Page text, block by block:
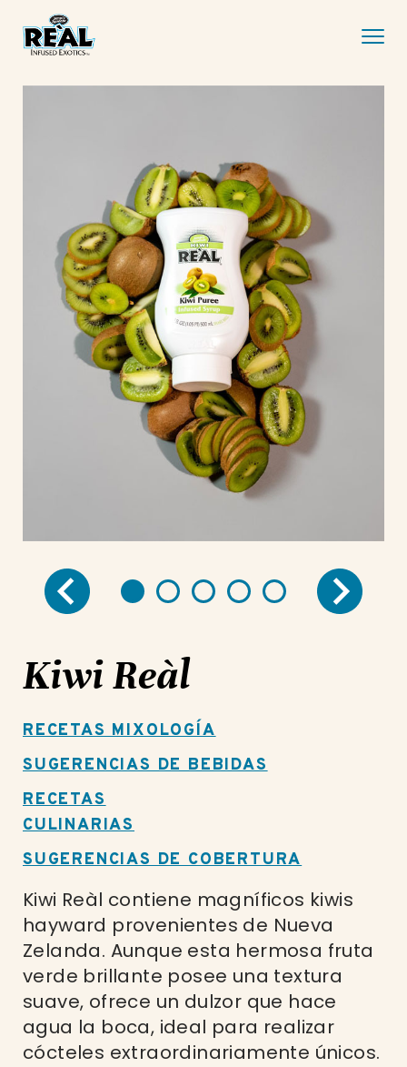
Kiwi Reàl
RECETAS MIXOLOGÍA
SUGERENCIAS DE BEBIDAS
RECETAS
CULINARIAS
SUGERENCIAS DE COBERTURA
Kiwi Reàl contiene magníficos kiwis
hayward provenientes de Nueva
Zelanda. Aunque esta hermosa fruta
verde brillante posee una textura
suave, ofrece un dulzor que hace
agua la boca, ideal para realizar
cócteles extraordinariamente únicos.